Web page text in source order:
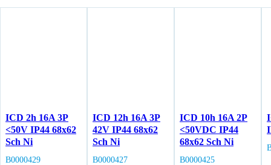
ICD 2h 16A 3P
<50V IP44 68x62
Sch Ni
B0000429
ICD 12h 16A 3P
42V IP44 68x62
Sch Ni
B0000427
ICD 10h 16A 2P
<50VDC IP44
68x62 Sch Ni
B0000425